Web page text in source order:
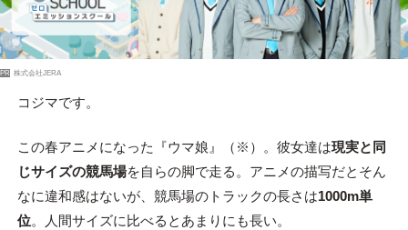
PR 株式会社JERA
コジマです。
この春アニメになった『ウマ娘』（※）。彼女達は現実と同
じサイズの競馬場を自らの脚で走る。アニメの描写だとそん
なに違和感はないが、競馬場のトラックの長さは1000m単
位。人間サイズに比べるとあまりにも長い。